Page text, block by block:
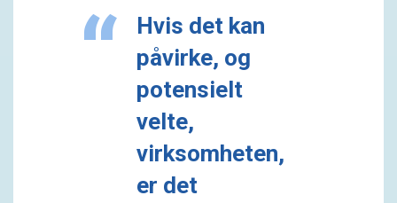
Hvis det kan
påvirke, og
potensielt
velte,
virksomheten,
er det